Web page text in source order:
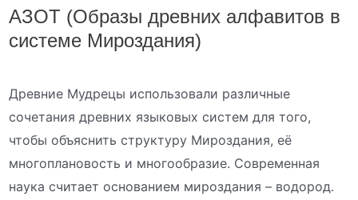
АЗОТ (Образы древних алфавитов в
системе Мироздания)
Древние Мудрецы использовали различные
сочетания древних языковых систем для того,
чтобы объяснить структуру Мироздания, её
многоплановость и многообразие. Современная
наука считает основанием мироздания – водород.